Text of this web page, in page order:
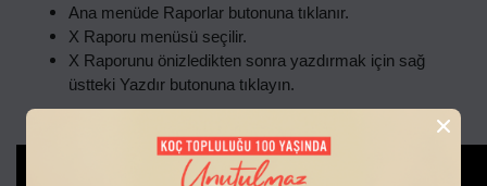
Ana menüde Raporlar butonuna tıklanır.
X Raporu menüsü seçilir.
X Raporunu önizledikten sonra yazdırmak için sağ
üstteki Yazdır butonuna tıklayın.